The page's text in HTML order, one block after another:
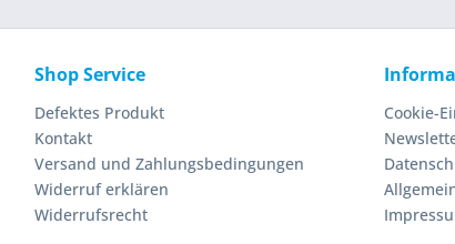
Shop Service
Defektes Produkt
Kontakt
Versand und Zahlungsbedingungen
Widerruf erklären
Widerrufsrecht
Cookie-